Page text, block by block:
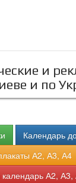
и
и по
Календарь
А2, А3, А4
А2, А3,